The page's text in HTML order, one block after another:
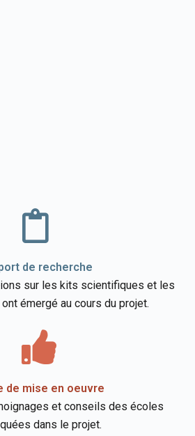
de recherche
sur les kits scientifiques et les
émergé au cours du projet.
de mise en oeuvre
et conseils des écoles
dans le projet.